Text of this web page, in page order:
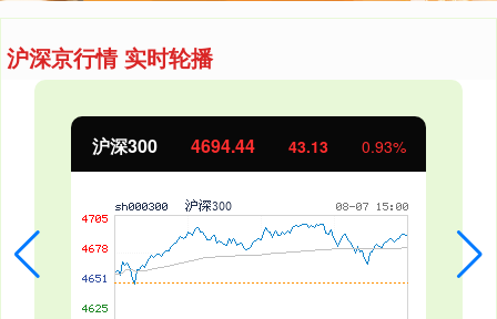
沪深京行情 实时轮播
北证50 1134.24 11.37 1.01%